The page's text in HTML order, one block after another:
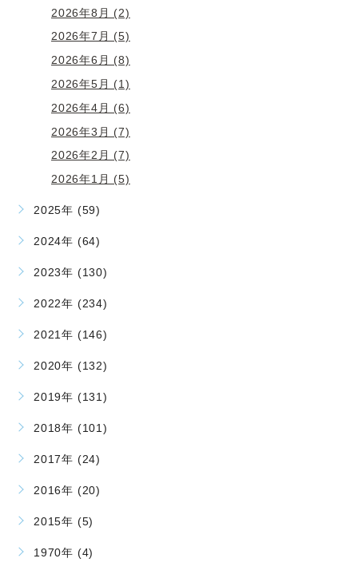
2026年8月 (2)
2026年7月 (5)
2026年6月 (8)
2026年5月 (1)
2026年4月 (6)
2026年3月 (7)
2026年2月 (7)
2026年1月 (5)
2025年 (59)
2024年 (64)
2023年 (130)
2022年 (234)
2021年 (146)
2020年 (132)
2019年 (131)
2018年 (101)
2017年 (24)
2016年 (20)
2015年 (5)
1970年 (4)